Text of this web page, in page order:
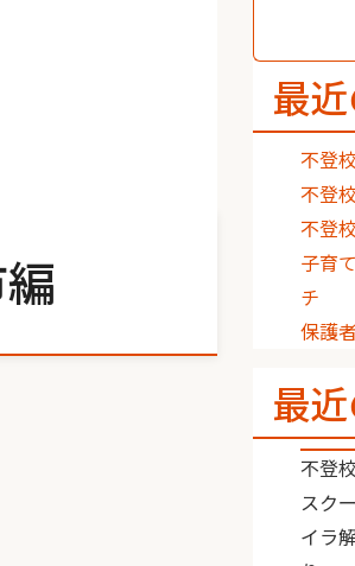
最
不登
不登
不登
子育
チ
保護
最
不登
スク
イラ